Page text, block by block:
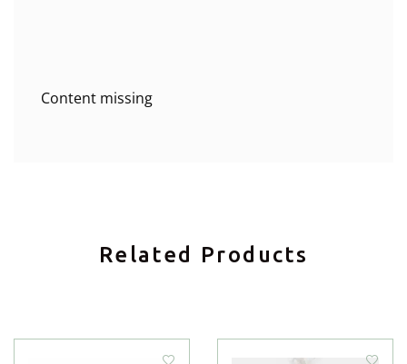
Content missing
Related Products